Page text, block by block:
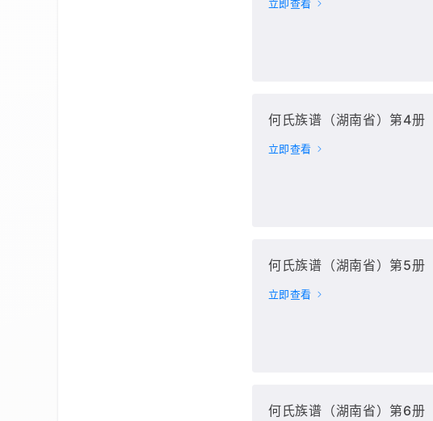
立即查看
何氏族谱（湖南省）第4册
立即查看
何氏族谱（湖南省）第5册
立即查看
何氏族谱（湖南省）第6册